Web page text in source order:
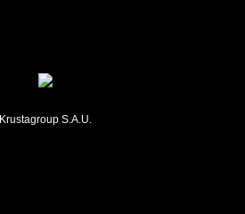
Krustagroup S.A.U.